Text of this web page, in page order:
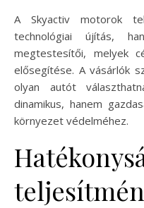
A Skyactiv motorok
technológiai újítás,
megtestesítői, melyek
elősegítése. A vásárlók
olyan autót
dinamikus, hanem
környezet védelméhez.